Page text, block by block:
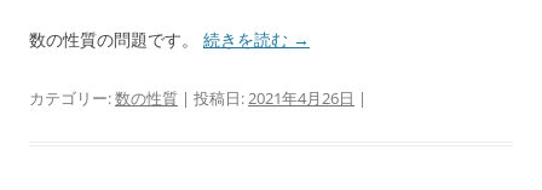
数の性質の問題です。 続きを読む →
カテゴリー:数の性質 | 投稿日:2021年4月26日 |